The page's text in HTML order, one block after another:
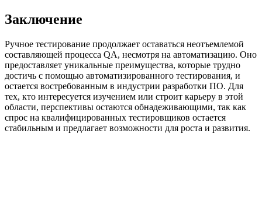
Заключение
Ручное тестирование продолжает оставаться неотъемлемой
составляющей процесса QA, несмотря на автоматизацию. Оно
предоставляет уникальные преимущества, которые трудно
достичь с помощью автоматизированного тестирования, и
остается востребованным в индустрии разработки ПО. Для
тех, кто интересуется изучением или строит карьеру в этой
области, перспективы остаются обнадеживающими, так как
спрос на квалифицированных тестировщиков остается
стабильным и предлагает возможности для роста и развития.